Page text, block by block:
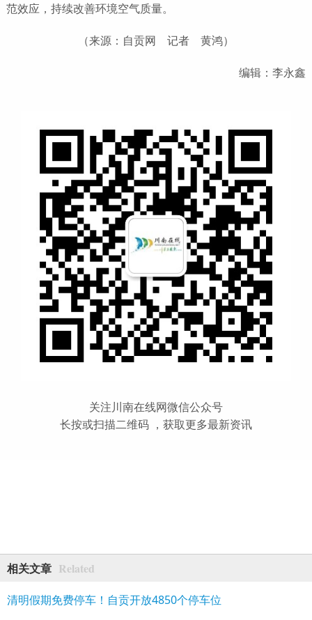
范效应，持续改善环境空气质量。
（来源：自贡网 记者 黄鸿）
编辑：李永鑫
关注川南在线网微信公众号
长按或扫描二维码 ，获取更多最新资讯
相关文章 Related
清明假期免费停车！自贡开放4850个停车位